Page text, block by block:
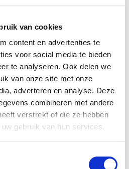
van cookies
content en advertenties te
voor social media te bieden
te analyseren. Ook delen we
van onze site met onze
adverteren en analyse. Deze
combineren met andere
verstrekt of die ze hebben
gebruik van hun services.
MAMA THIRZA VLOG: OP
VAKANTIE & TWEE ZIEKE
KINDEREN
BEGONNEN & TANDEN BLEKEN